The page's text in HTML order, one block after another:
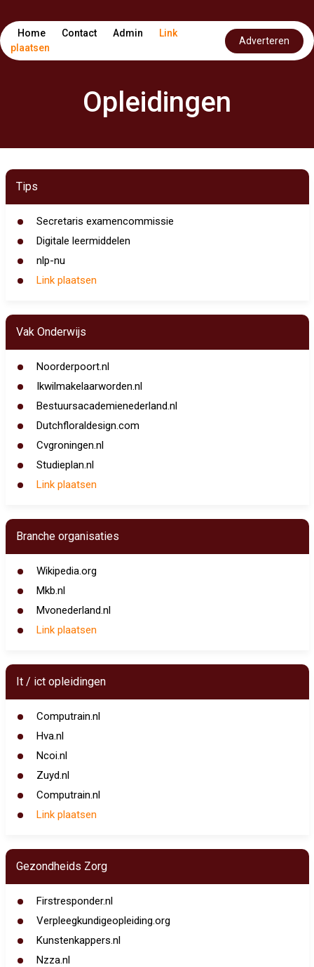
Home Contact Admin
Link
plaatsen
Adverteren
Opleidingen
Tips
Secretaris examencommissie
Digitale leermiddelen
nlp-nu
Link plaatsen
Vak Onderwijs
Noorderpoort.nl
Ikwilmakelaarworden.nl
Bestuursacademienederland.nl
Dutchfloraldesign.com
Cvgroningen.nl
Studieplan.nl
Link plaatsen
Branche organisaties
Wikipedia.org
Mkb.nl
Mvonederland.nl
Link plaatsen
It / ict opleidingen
Computrain.nl
Hva.nl
Ncoi.nl
Zuyd.nl
Computrain.nl
Link plaatsen
Gezondheids Zorg
Firstresponder.nl
Verpleegkundigeopleiding.org
Kunstenkappers.nl
Nzza.nl